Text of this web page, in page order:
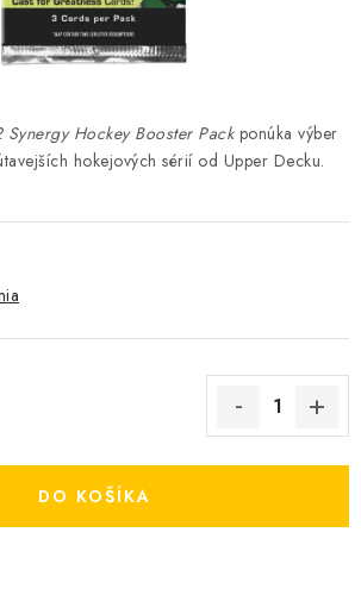
údajov
formou elektronického formulára
Hockey Booster Packponúka výber
hokejových sérií od Upper Decku.
DO KOŠÍKA